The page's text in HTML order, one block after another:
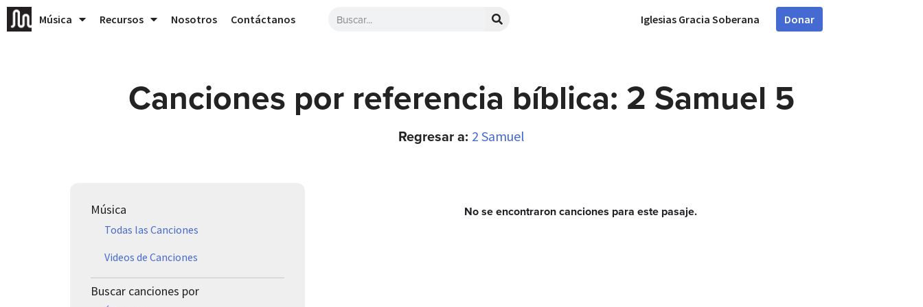
Música Recursos Nosotros Contáctanos Iglesias Gracia Soberana Donar
Canciones por referencia bíblica: 2 Samuel 5
Regresar a: 2 Samuel
Música
Todas las Canciones
Videos de Canciones
Buscar canciones por
No se encontraron canciones para este pasaje.